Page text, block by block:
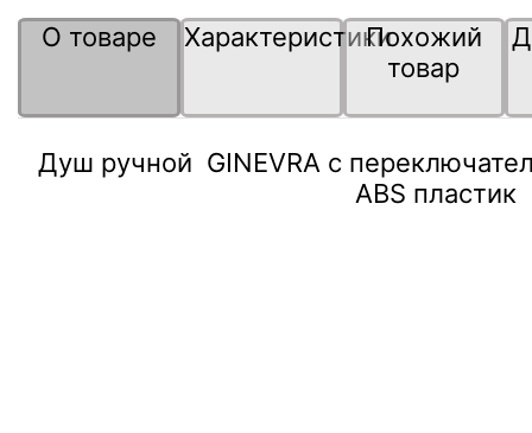
О товаре ХарактеристикиПохожий
товар
Душ ручной GINEVRA с
ABS пластик